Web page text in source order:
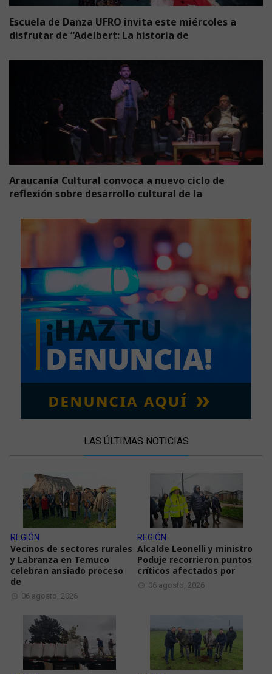
Escuela de Danza UFRO invita este miércoles a
disfrutar de “Adelbert: La historia de
Araucanía Cultural convoca a nuevo ciclo de
reflexión sobre desarrollo cultural de la
LAS ÚLTIMAS NOTICIAS
REGIÓN
Vecinos de sectores rurales
y Labranza en Temuco
celebran ansiado proceso
de
06 agosto, 2026
REGIÓN
Alcalde Leonelli y ministro
Poduje recorrieron puntos
críticos afectados por
06 agosto, 2026